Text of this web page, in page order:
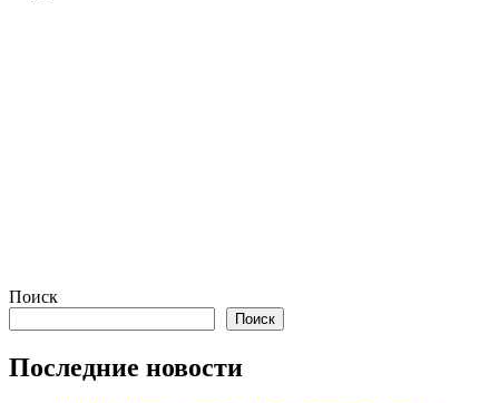
Поиск
Поиск
Последние новости